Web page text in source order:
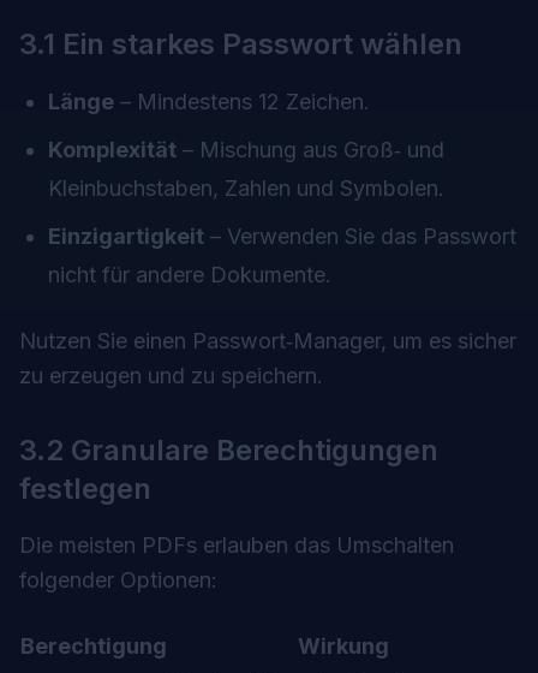
3.1 Ein starkes Passwort wählen
Länge – Mindestens 12 Zeichen.
Komplexität – Mischung aus Groß‑ und
Kleinbuchstaben, Zahlen und Symbolen.
Einzigartigkeit – Verwenden Sie das Passwort
nicht für andere Dokumente.
Nutzen Sie einen Passwort‑Manager, um es sicher
zu erzeugen und zu speichern.
3.2 Granulare Berechtigungen
festlegen
Die meisten PDFs erlauben das Umschalten
folgender Optionen:
Berechtigung Wirkung